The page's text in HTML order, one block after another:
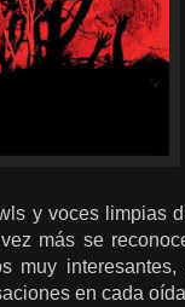
y voces limpias
más se
muy
en cada